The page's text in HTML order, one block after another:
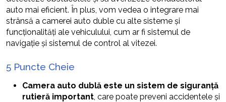
auto mai eficient. În plus, vom vedea o integrare mai
strânsă a camerei auto duble cu alte sisteme și
funcționalități ale vehiculului, cum ar fi sistemul de
navigație și sistemul de control al vitezei.
5 Puncte Cheie
Camera auto dublă este un sistem de siguranță
rutieră important , care poate preveni accidentele și